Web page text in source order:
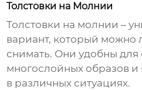
Толстовки на Молнии
Толстовки на молнии –
вариант, который можно
снимать. Они удобны для
многослойных образов и
в различных ситуациях.